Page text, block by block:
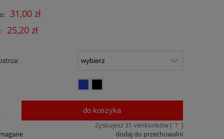
płatności
31,00 zł
25,20 zł
do koszyka
Zyskujesz 31 venkonków [ ? ]
dodaj do przechowalni